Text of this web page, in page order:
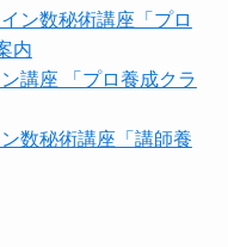
ン数秘術講座「プロ
内
講座 「プロ養成クラ
数秘術講座「講師養